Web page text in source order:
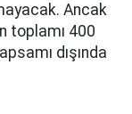
Ancak
toplamı 400
dışında